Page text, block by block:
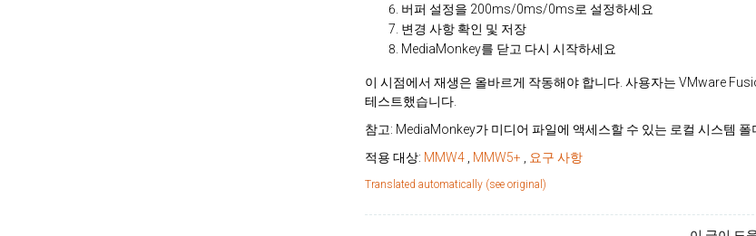
버퍼 설정을 200ms/0ms/0ms로 설정하세요
변경 사항 확인 및 저장
MediaMonkey를 닫고 다시 시작하세요
이 시점에서 재생은 올바르게 작동해야 합니다. 사용자는 VMware
테스트했습니다.
참고: MediaMonkey가 미디어 파일에 액세스할 수 있는 로컬 시스템
적용 대상: MMW4 , MMW5+ , 요구 사항
Translated automatically (see original)